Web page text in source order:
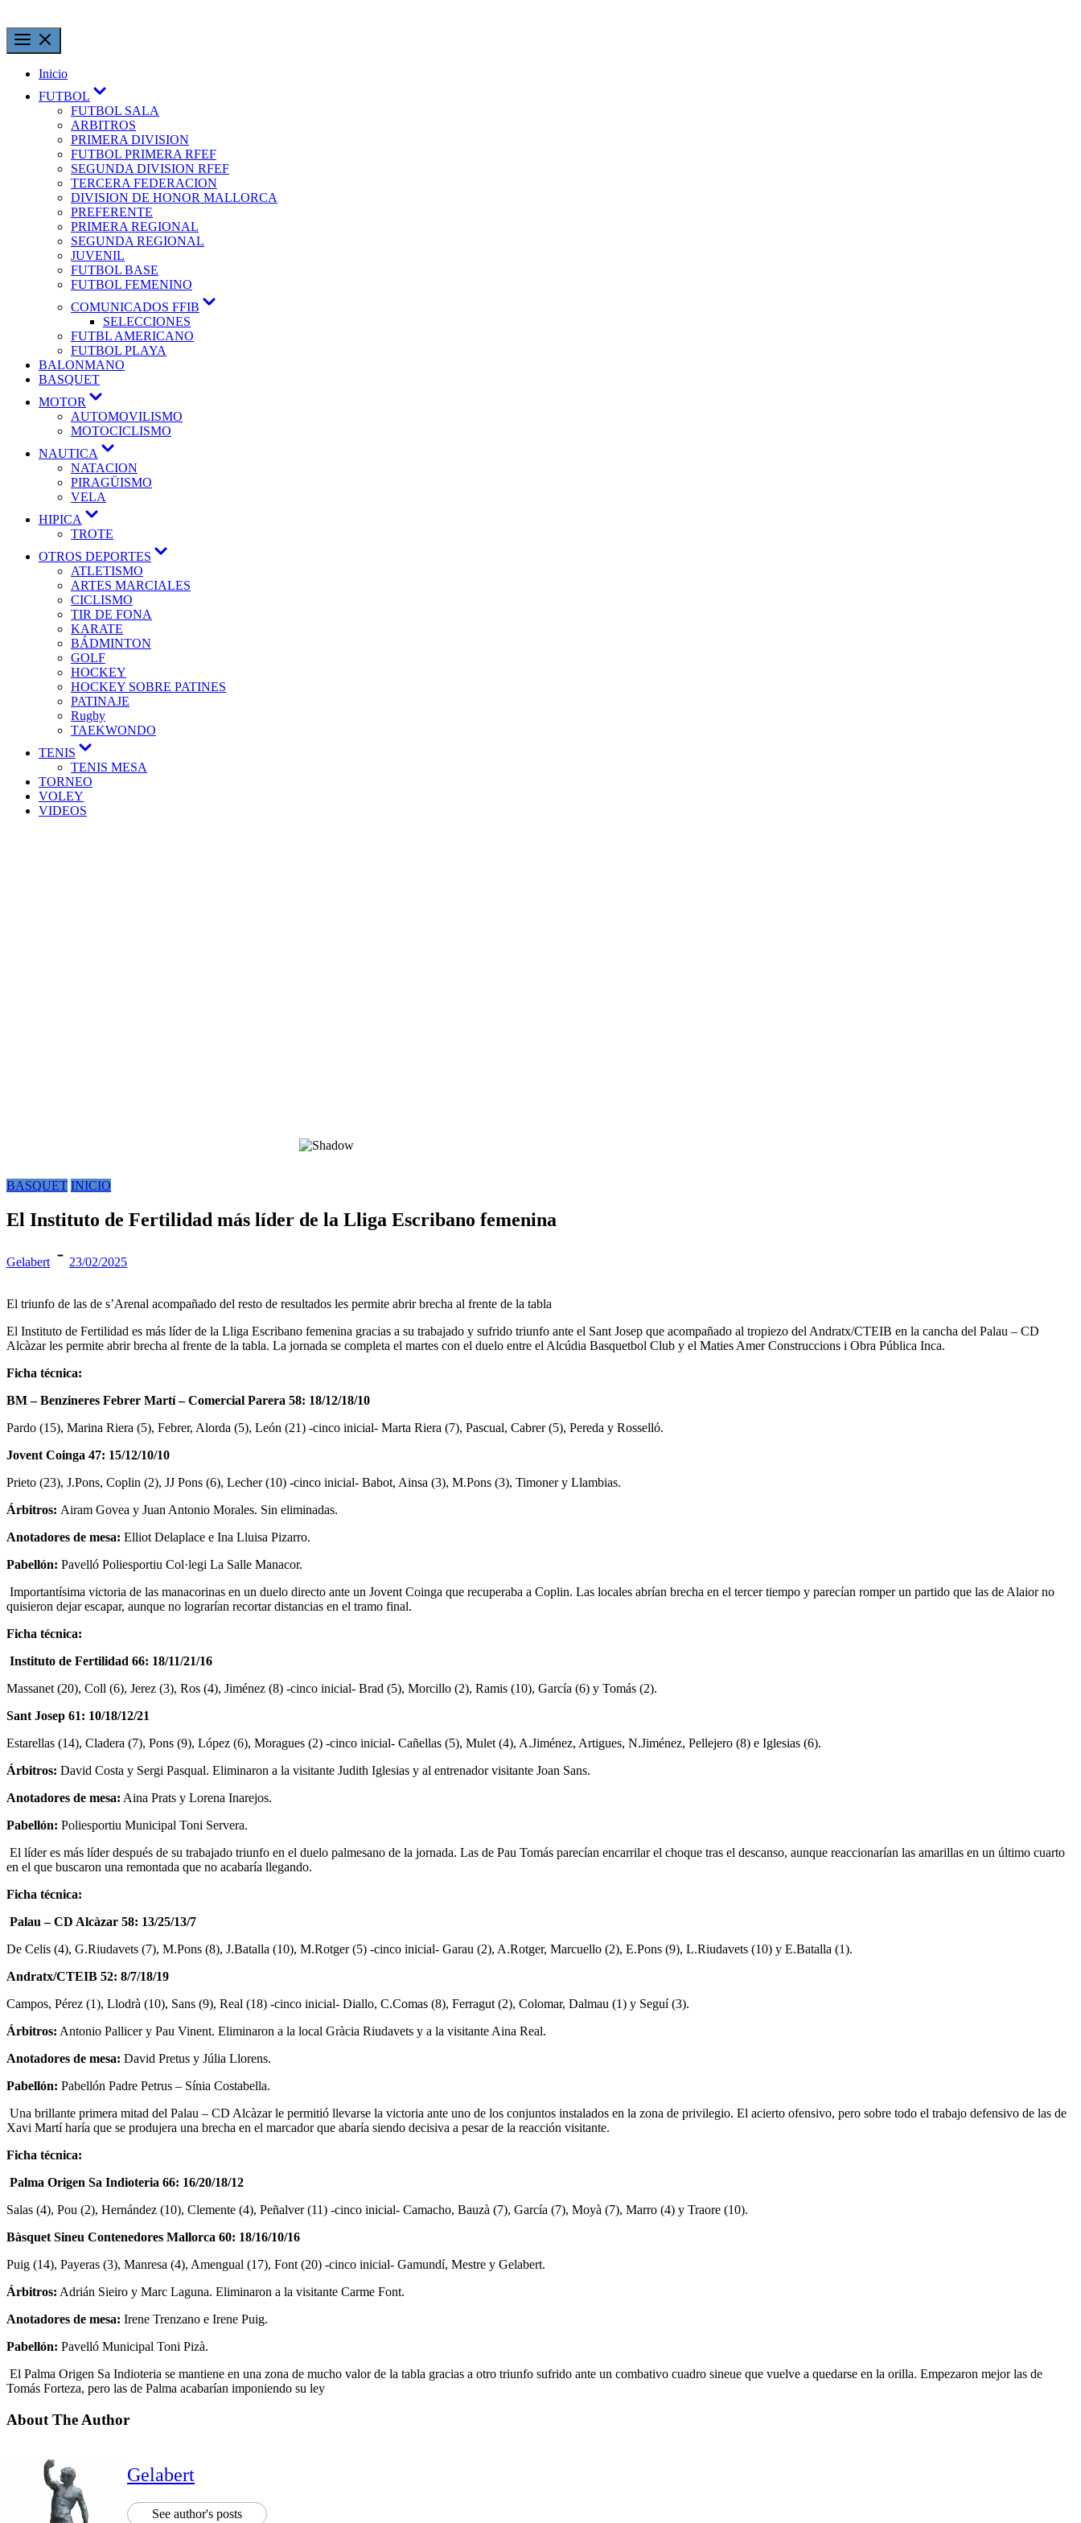
Inicio
FUTBOL
FUTBOL SALA
ARBITROS
PRIMERA DIVISION
FUTBOL PRIMERA RFEF
SEGUNDA DIVISION RFEF
TERCERA FEDERACION
DIVISION DE HONOR MALLORCA
PREFERENTE
PRIMERA REGIONAL
SEGUNDA REGIONAL
JUVENIL
FUTBOL BASE
FUTBOL FEMENINO
COMUNICADOS FFIB
SELECCIONES
FUTBL AMERICANO
FUTBOL PLAYA
BALONMANO
BASQUET
MOTOR
AUTOMOVILISMO
MOTOCICLISMO
NAUTICA
NATACION
PIRAGÜISMO
VELA
HIPICA
TROTE
OTROS DEPORTES
ATLETISMO
ARTES MARCIALES
CICLISMO
TIR DE FONA
KARATE
BÁDMINTON
GOLF
HOCKEY
HOCKEY SOBRE PATINES
PATINAJE
Rugby
TAEKWONDO
TENIS
TENIS MESA
TORNEO
VOLEY
VIDEOS
BASQUET INICIO
El Instituto de Fertilidad más líder de la Lliga Escribano femenina
Gelabert 23/02/2025
El triunfo de las de s’Arenal acompañado del resto de resultados les permite abrir brecha al frente de la tabla
El Instituto de Fertilidad es más líder de la Lliga Escribano femenina gracias a su trabajado y sufrido triunfo ante el Sant Josep que acompañado al tropiezo del Andratx/CTEIB en la cancha del Palau – CD
Alcàzar les permite abrir brecha al frente de la tabla. La jornada se completa el martes con el duelo entre el Alcúdia Basquetbol Club y el Maties Amer Construccions i Obra Pública Inca.
Ficha técnica:
BM – Benzineres Febrer Martí – Comercial Parera 58: 18/12/18/10
Pardo (15), Marina Riera (5), Febrer, Alorda (5), León (21) -cinco inicial- Marta Riera (7), Pascual, Cabrer (5), Pereda y Rosselló.
Jovent Coinga 47: 15/12/10/10
Prieto (23), J.Pons, Coplin (2), JJ Pons (6), Lecher (10) -cinco inicial- Babot, Ainsa (3), M.Pons (3), Timoner y Llambias.
Árbitros: Airam Govea y Juan Antonio Morales. Sin eliminadas.
Anotadores de mesa: Elliot Delaplace e Ina Lluisa Pizarro.
Pabellón: Pavelló Poliesportiu Col·legi La Salle Manacor.
Importantísima victoria de las manacorinas en un duelo directo ante un Jovent Coinga que recuperaba a Coplin. Las locales abrían brecha en el tercer tiempo y parecían romper un partido que las de Alaior no
quisieron dejar escapar, aunque no lograrían recortar distancias en el tramo final.
Ficha técnica:
Instituto de Fertilidad 66: 18/11/21/16
Massanet (20), Coll (6), Jerez (3), Ros (4), Jiménez (8) -cinco inicial- Brad (5), Morcillo (2), Ramis (10), García (6) y Tomás (2).
Sant Josep 61: 10/18/12/21
Estarellas (14), Cladera (7), Pons (9), López (6), Moragues (2) -cinco inicial- Cañellas (5), Mulet (4), A.Jiménez, Artigues, N.Jiménez, Pellejero (8) e Iglesias (6).
Árbitros: David Costa y Sergi Pasqual. Eliminaron a la visitante Judith Iglesias y al entrenador visitante Joan Sans.
Anotadores de mesa: Aina Prats y Lorena Inarejos.
Pabellón: Poliesportiu Municipal Toni Servera.
El líder es más líder después de su trabajado triunfo en el duelo palmesano de la jornada. Las de Pau Tomás parecían encarrilar el choque tras el descanso, aunque reaccionarían las amarillas en un último cuarto
en el que buscaron una remontada que no acabaría llegando.
Ficha técnica:
Palau – CD Alcàzar 58: 13/25/13/7
De Celis (4), G.Riudavets (7), M.Pons (8), J.Batalla (10), M.Rotger (5) -cinco inicial- Garau (2), A.Rotger, Marcuello (2), E.Pons (9), L.Riudavets (10) y E.Batalla (1).
Andratx/CTEIB 52: 8/7/18/19
Campos, Pérez (1), Llodrà (10), Sans (9), Real (18) -cinco inicial- Diallo, C.Comas (8), Ferragut (2), Colomar, Dalmau (1) y Seguí (3).
Árbitros: Antonio Pallicer y Pau Vinent. Eliminaron a la local Gràcia Riudavets y a la visitante Aina Real.
Anotadores de mesa: David Pretus y Júlia Llorens.
Pabellón: Pabellón Padre Petrus – Sínia Costabella.
Una brillante primera mitad del Palau – CD Alcàzar le permitió llevarse la victoria ante uno de los conjuntos instalados en la zona de privilegio. El acierto ofensivo, pero sobre todo el trabajo defensivo de las de
Xavi Martí haría que se produjera una brecha en el marcador que abaría siendo decisiva a pesar de la reacción visitante.
Ficha técnica:
Palma Origen Sa Indioteria 66: 16/20/18/12
Salas (4), Pou (2), Hernández (10), Clemente (4), Peñalver (11) -cinco inicial- Camacho, Bauzà (7), García (7), Moyà (7), Marro (4) y Traore (10).
Bàsquet Sineu Contenedores Mallorca 60: 18/16/10/16
Puig (14), Payeras (3), Manresa (4), Amengual (17), Font (20) -cinco inicial- Gamundí, Mestre y Gelabert.
Árbitros: Adrián Sieiro y Marc Laguna. Eliminaron a la visitante Carme Font.
Anotadores de mesa: Irene Trenzano e Irene Puig.
Pabellón: Pavelló Municipal Toni Pizà.
El Palma Origen Sa Indioteria se mantiene en una zona de mucho valor de la tabla gracias a otro triunfo sufrido ante un combativo cuadro sineue que vuelve a quedarse en la orilla. Empezaron mejor las de
Tomás Forteza, pero las de Palma acabarían imponiendo su ley
About The Author
Gelabert
See author's posts